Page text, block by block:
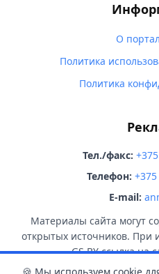
О
Политика
Политика
Тел./факс:
Телефон:
E-mail:
Материалы сайта могут
открытых источников. При
GS.BY ссылка на